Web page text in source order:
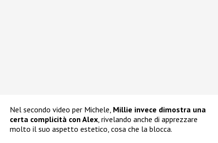
Nel secondo video per Michele, Millie invece dimostra una
certa complicità con Alex, rivelando anche di apprezzare
molto il suo aspetto estetico, cosa che la blocca.